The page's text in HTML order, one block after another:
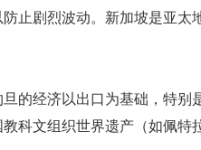
止剧烈波动。新加坡是亚
的经济以出口为基础，特
科文组织世界遗产（如佩特